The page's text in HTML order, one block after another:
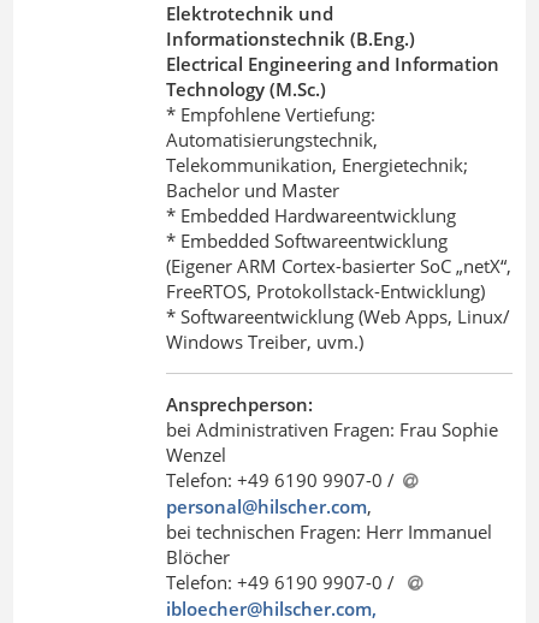
Elektrotechnik und
Informationstechnik (B.Eng.)
Electrical Engineering and Information
Technology (M.Sc.)
* Empfohlene Vertiefung:
Automatisierungstechnik,
Telekommunikation, Energietechnik;
Bachelor und Master
* Embedded Hardwareentwicklung
* Embedded Softwareentwicklung
(Eigener ARM Cortex-basierter SoC „netX“,
FreeRTOS, Protokollstack-Entwicklung)
* Softwareentwicklung (Web Apps, Linux/
Windows Treiber, uvm.)
Ansprechperson:
bei Administrativen Fragen: Frau Sophie
Wenzel
Telefon: +49 6190 9907-0 /
personal@hilscher.com,
bei technischen Fragen: Herr Immanuel
Blöcher
Telefon: +49 6190 9907-0 /
ibloecher@hilscher.com,